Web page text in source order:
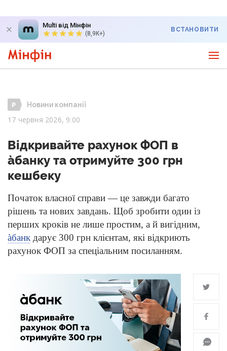
Multi від Мінфін
(8,9K+)
ВСТАНОВИТИ
Новини компанії
17 червня 2026, 9:00
Відкривайте рахунок ФОП в
àбанку та отримуйте 300 грн
кешбеку
Початок власної справи — це завжди багато
рішень та нових завдань. Щоб зробити один із
перших кроків не лише простим, а й вигідним,
àбанк дарує 300 грн клієнтам, які відкриють
рахунок ФОП за спеціальним посиланням.